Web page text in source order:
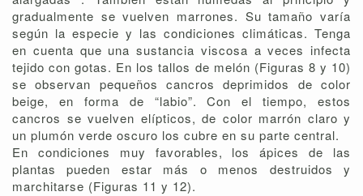
gradualmente se vuelven marrones. Su tamaño varía
según la especie y las condiciones climáticas. Tenga
en cuenta que una sustancia viscosa a veces infecta
tejido con gotas. En los tallos de melón (Figuras 8 y 10)
se observan pequeños cancros deprimidos de color
beige, en forma de “labio”. Con el tiempo, estos
cancros se vuelven elípticos, de color marrón claro y
un plumón verde oscuro los cubre en su parte central.
En condiciones muy favorables, los ápices de las
plantas pueden estar más o menos destruidos y
marchitarse (Figuras 11 y 12).